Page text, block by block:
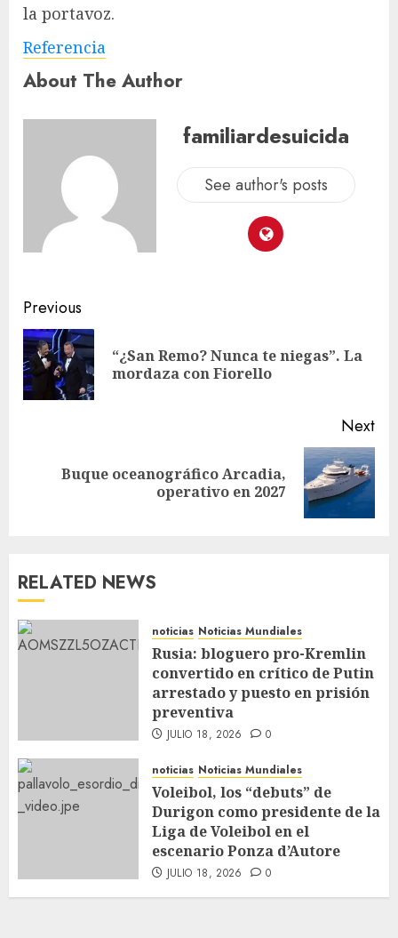
la portavoz.
Referencia
About The Author
familiardesuicida
See author's posts
Previous
“¿San Remo? Nunca te niegas”. La
mordaza con Fiorello
Next
Buque oceanográfico Arcadia,
operativo en 2027
RELATED NEWS
noticias Noticias Mundiales
Rusia: bloguero pro-Kremlin
convertido en crítico de Putin
arrestado y puesto en prisión
preventiva
JULIO 18, 2026 0
noticias Noticias Mundiales
Voleibol, los “debuts” de
Durigon como presidente de la
Liga de Voleibol en el
escenario Ponza d’Autore
JULIO 18, 2026 0